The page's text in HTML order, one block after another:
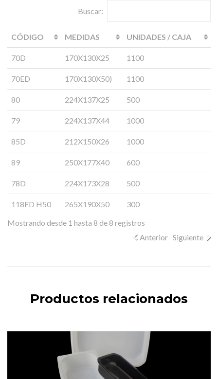
Buscar:
CÓDIGO MEDIDAS UNIDADES / CAJA
70D 170X130X25 1100
70ED 170X130X50) 1100
80 224X137X25 500
79 224X137X44 1000
85D 212X150X26 1000
89 250X177X40 600
78D 224X173X28 500
118ED H50 265X190X50
300
Mostrando desde 1 hasta 8 de 8 registros
Anterior Siguiente
Productos relacionados